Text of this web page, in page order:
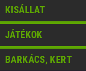
KISÁLLAT
JÁTÉKOK
BARKÁCS, KERT